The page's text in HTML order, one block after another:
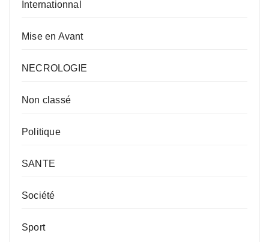
Internationnal
Mise en Avant
NECROLOGIE
Non classé
Politique
SANTE
Société
Sport